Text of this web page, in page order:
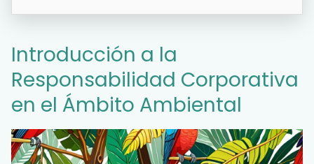
Introducción a la
Responsabilidad Corporativa
en el Ámbito Ambiental